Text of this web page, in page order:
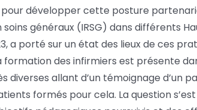
pour développer cette posture
généraux (IRSG) dans différents
a porté sur un état des lieux de ces
des infirmiers est présente
diverses allant d’un témoignage d’un
formés pour cela. La question